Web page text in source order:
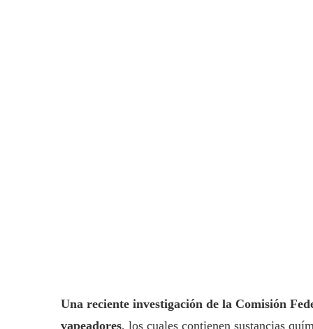
Una reciente investigación de la Comisión
vapeadores, los cuales contienen sustancias